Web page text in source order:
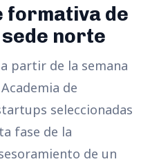
formativa de
norte
a partir de la semana
de
seleccionadas
fase de la
de un